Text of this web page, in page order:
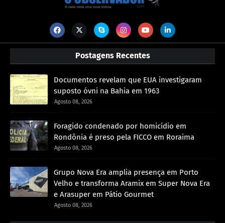
Postagens Recentes
Documentos revelam que EUA investigaram
suposto óvni na Bahia em 1963
Agosto 08, 2026
Foragido condenado por homicídio em
Rondônia é preso pela FICCO em Roraima
Agosto 08, 2026
Grupo Nova Era amplia presença em Porto
Velho e transforma Aramix em Super Nova Era
e Arasuper em Pátio Gourmet
Agosto 08, 2026